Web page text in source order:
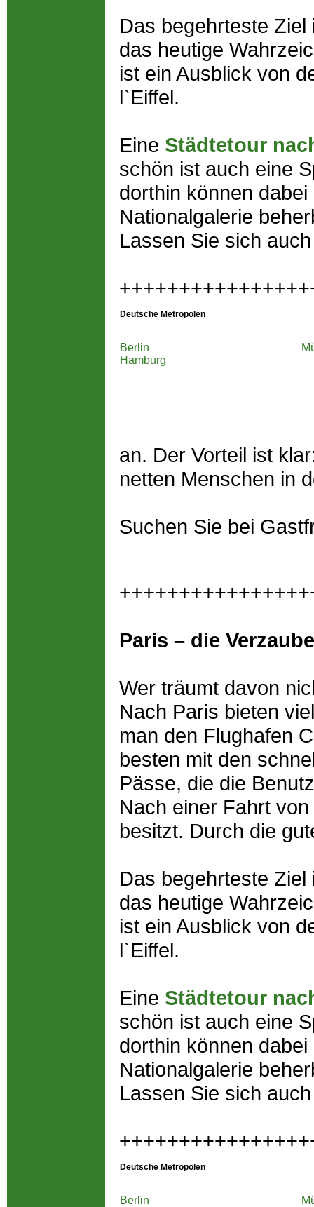
Das begehrteste
das heutige
ist ein Ausblick von
l`Eiffel.
Eine Städtetour
schön ist auch eine
dorthin können
Nationalgalerie
Lassen Sie sich
Deutsche Metropolen
Berlin
Hamburg
an. Der Vorteil ist
netten Menschen in
Suchen Sie bei
Paris – die
Wer träumt davon
Nach Paris bieten
man den Flughafen
besten mit den
Pässe, die die
Nach einer Fahrt
besitzt. Durch die
Das begehrteste
das heutige
ist ein Ausblick von
l`Eiffel.
Eine Städtetour
schön ist auch eine
dorthin können
Nationalgalerie
Lassen Sie sich
Deutsche Metropolen
Berlin